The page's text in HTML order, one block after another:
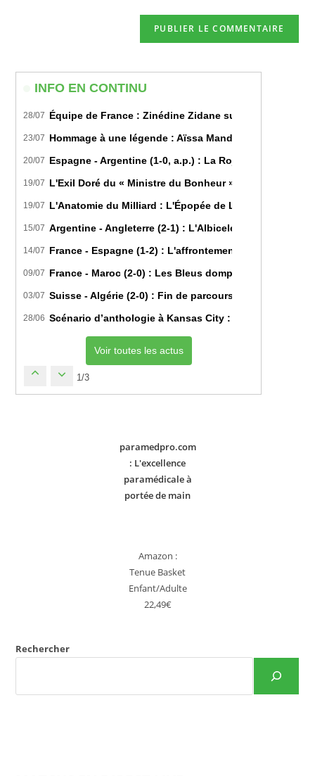
INFO EN CONTINU
28/07 Équipe de France : Zinédine Zidane succède
23/07 Hommage à une légende : Aïssa Mandi tire sa
20/07 Espagne - Argentine (1-0, a.p.) : La Roja sur le toit
19/07 L'Exil Doré du « Ministre du Bonheur » : Dans les
19/07 L'Anatomie du Milliard : L'Épopée de Lamine Yamal du
15/07 Argentine - Angleterre (2-1) : L'Albiceleste renverse
14/07 France - Espagne (1-2) : L'affrontement tactique
09/07 France - Maroc (2-0) : Les Bleus domptent les Lions
03/07 Suisse - Algérie (2-0) : Fin de parcours pour les
28/06 Scénario d’anthologie à Kansas City : L’Algérie
Voir toutes les actus
1/3
paramedpro.com
: L'excellence
paramédicale à
portée de main
Amazon :
Tenue Basket
Enfant/Adulte
22,49€
Rechercher